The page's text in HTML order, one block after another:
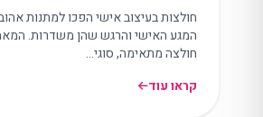
חולצות בעיצוב אישי הפכו למתנות
המגע האישי והרגש שהן משדרות.
חולצה מתאימה, סוגי…
קראו עוד